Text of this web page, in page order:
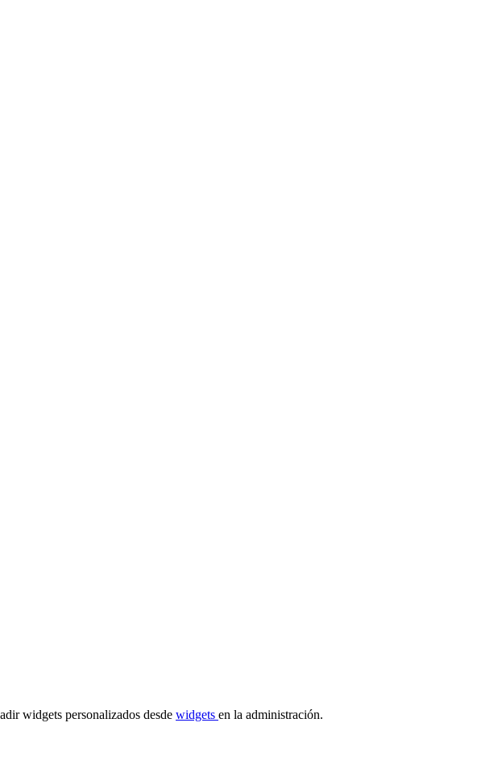
widgets personalizados desde widgets en la administración.